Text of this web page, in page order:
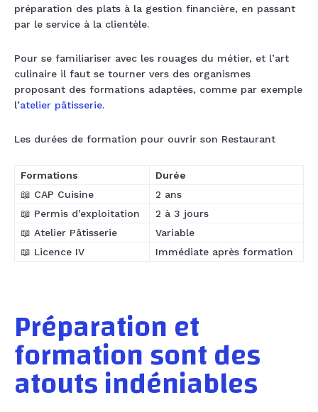
préparation des plats à la gestion financière, en passant
par le service à la clientèle.
Pour se familiariser avec les rouages du métier, et l’art
culinaire il faut se tourner vers des organismes
proposant des formations adaptées, comme par exemple
l’atelier pâtisserie.
Les durées de formation pour ouvrir son Restaurant
Formations
Durée
📖 CAP Cuisine
2 ans
📖 Permis d’exploitation
2 à 3 jours
📖 Atelier Pâtisserie
Variable
📖 Licence IV
Immédiate après formation
Préparation et
formation sont des
atouts indéniables